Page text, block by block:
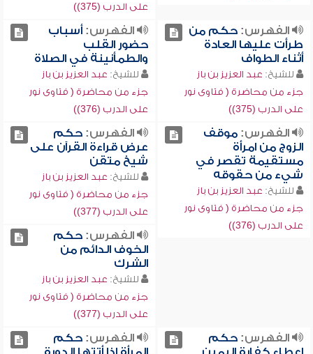
على الدرب (375))
الفهرس:حكم من
طرأت عليها العادة
أثناء الطواف
للشيخ: عبد العزيز بن باز
جزء من محاضرة ( فتاوى نور
على الدرب (375))
الفهرس:أسباب
حضور القلب
والطمأنينة في الصلاة
للشيخ: عبد العزيز بن باز
جزء من محاضرة ( فتاوى نور
على الدرب (376))
الفهرس:موقف
الزوج من امرأة
مستقيمة تقصر في
شيء من حقوقه
للشيخ: عبد العزيز بن باز
جزء من محاضرة ( فتاوى نور
على الدرب (376))
الفهرس:حكم
عرض قراءة القرآن على
شيخ متقن
للشيخ: عبد العزيز بن باز
جزء من محاضرة ( فتاوى نور
على الدرب (377))
الفهرس:حكم
الخوف الدائم من
الشرك
للشيخ: عبد العزيز بن باز
جزء من محاضرة ( فتاوى نور
على الدرب (377))
الفهرس:حكم
الفهرس:حكم